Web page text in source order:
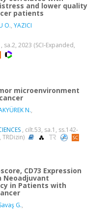
and lower quality
patients
O., YAZICI
sa.2, 2023 (SCI-Expanded,
microenvironment
N.,
, cilt.53, sa.1, ss.142-
TRDizin)
CD73 Expression
Neoadjuvant
in Patients with
G.,